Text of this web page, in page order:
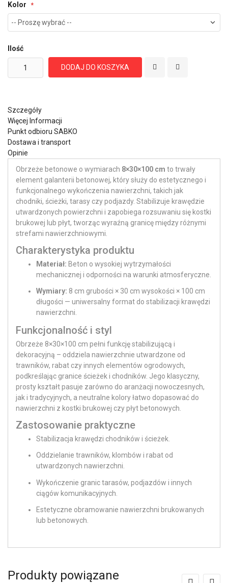
Kolor
Ilość
DODAJ DO KOSZYKA
Szczegóły
Więcej Informacji
Punkt odbioru SABKO
Dostawa i transport
Opinie
Obrzeże betonowe o wymiarach 8×30×100 cm to trwały
element galanterii betonowej, który służy do estetycznego i
funkcjonalnego wykończenia nawierzchni, takich jak
chodniki, ścieżki, tarasy czy podjazdy. Stabilizuje krawędzie
utwardzonych powierzchni i zapobiega rozsuwaniu się kostki
brukowej lub płyt, tworząc wyraźną granicę między różnymi
strefami nawierzchniowymi.
Charakterystyka produktu
Materiał: Beton o wysokiej wytrzymałości
mechanicznej i odporności na warunki atmosferyczne.
Wymiary: 8 cm grubości × 30 cm wysokości × 100 cm
długości — uniwersalny format do stabilizacji krawędzi
nawierzchni.
Funkcjonalność i styl
Obrzeże 8×30×100 cm pełni funkcję stabilizującą i
dekoracyjną – oddziela nawierzchnie utwardzone od
trawników, rabat czy innych elementów ogrodowych,
podkreślając granice ścieżek i chodników. Jego klasyczny,
prosty kształt pasuje zarówno do aranżacji nowoczesnych,
jak i tradycyjnych, a neutralne kolory łatwo dopasować do
nawierzchni z kostki brukowej czy płyt betonowych.
Zastosowanie praktyczne
Stabilizacja krawędzi chodników i ścieżek.
Oddzielanie trawników, klombów i rabat od
utwardzonych nawierzchni.
Wykończenie granic tarasów, podjazdów i innych
ciągów komunikacyjnych.
Estetyczne obramowanie nawierzchni brukowanych
lub betonowych.
Produkty powiązane